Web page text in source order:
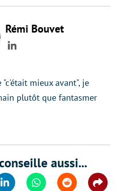
Rémi Bouvet
LinkedIn
mieux avant", je
plutôt que fantasmer
aussi...
Linkedin WhatsappReddit